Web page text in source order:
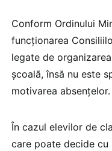
Conform Ordinului
funcționarea
legate de
școală, însă nu este
motivarea absențelor​.
În cazul elevilor de
care poate decide